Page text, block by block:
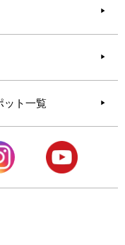
ット一覧